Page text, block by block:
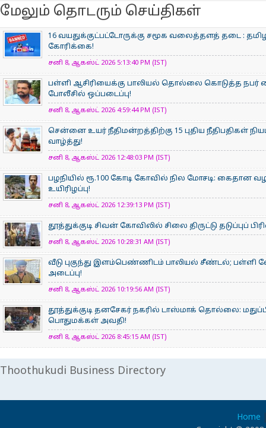
மேலும் தொடரும் செய்திகள்
16 வயதுக்குட்பட்டோருக்கு சமூக வலைத்தளத் தடை :
கோரிக்கை!
சனி 8, ஆகஸ்ட் 2026 5:13:40 PM (IST)
பள்ளி ஆசிரியைக்கு பாலியல் தொல்லை கொடுத்த நபர்
போலீசில் ஒப்படைப்பு!
சனி 8, ஆகஸ்ட் 2026 4:59:44 PM (IST)
சென்னை உயர் நீதிமன்றத்திற்கு 15 புதிய நீதிபதிகள்
வாழ்த்து!
சனி 8, ஆகஸ்ட் 2026 12:48:03 PM (IST)
பழநியில் ரூ.100 கோடி கோவில் நில மோசடி: கைதான
உயிரிழப்பு!
சனி 8, ஆகஸ்ட் 2026 12:39:13 PM (IST)
தூத்துக்குடி சிவன் கோவிலில் சிலை திருட்டு தடுப்புப்
சனி 8, ஆகஸ்ட் 2026 10:28:31 AM (IST)
வீடு புகுந்து இளம்பெண்ணிடம் பாலியல் சீண்டல்; பள்ளி
அடைப்பு!
சனி 8, ஆகஸ்ட் 2026 10:19:56 AM (IST)
தூத்துக்குடி தனசேகர் நகரில் டாஸ்மாக் தொல்லை:
பொதுமக்கள் அவதி!
சனி 8, ஆகஸ்ட் 2026 8:45:15 AM (IST)
Thoothukudi Business Directory
Home